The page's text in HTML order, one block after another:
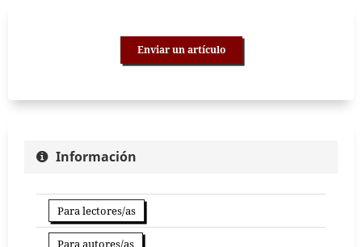
Enviar un artículo
Información
Para lectores/as
Para autores/as